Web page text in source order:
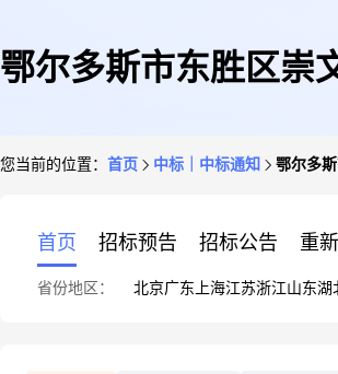
鄂尔多斯市东胜区崇
您当前的位置： 首页 中标｜中标通知 鄂尔多
首页 招标预告 招标公告 重
省份地区： 北京广东 上海江苏浙江山东湖